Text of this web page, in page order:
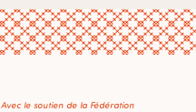
Avec le soutien de la Fédération